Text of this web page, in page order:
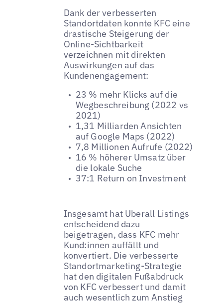
Dank der verbesserten
Standortdaten konnte KFC eine
drastische Steigerung der
Online-Sichtbarkeit
verzeichnen mit direkten
Auswirkungen auf das
Kundenengagement:
23 % mehr Klicks auf die
Wegbeschreibung (2022 vs
2021)
1,31 Milliarden Ansichten
auf Google Maps (2022)
7,8 Millionen Aufrufe (2022)
16 % höherer Umsatz über
die lokale Suche
37:1 Return on Investment
Insgesamt hat Uberall Listings
entscheidend dazu
beigetragen, dass KFC mehr
Kund:innen auffällt und
konvertiert. Die verbesserte
Standortmarketing-Strategie
hat den digitalen Fußabdruck
von KFC verbessert und damit
auch wesentlich zum Anstieg